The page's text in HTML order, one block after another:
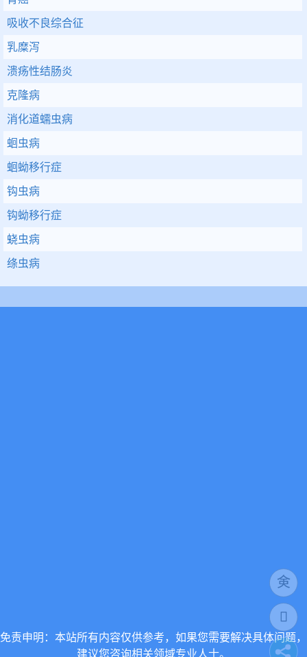
吸收不良综合征
乳糜泻
溃疡性结肠炎
克隆病
消化道蠕虫病
蛔虫病
蛔蚴移行症
钩虫病
钩蚴移行症
蛲虫病
绦虫病
免责申明：本站所有内容仅供参考，如果您需要解决具体问题，
建议您咨询相关领域专业人士。